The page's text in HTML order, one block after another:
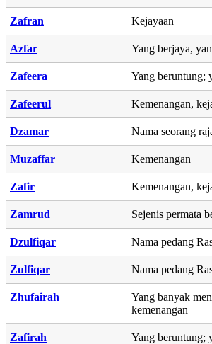
Zafran Kejayaan
Azfar Yang berjaya,
Zafeera Yang beruntung;
Zafeerul Kemenangan,
Dzamar Nama seorang
Muzaffar Kemenangan
Zafir Kemenangan,
Zamrud Sejenis permata
Dzulfiqar Nama pedang
Zulfiqar Nama pedang
Zhufairah
Yang banyak
kemenangan
Zafirah Yang beruntung;